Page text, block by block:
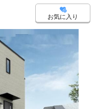
お気に入り